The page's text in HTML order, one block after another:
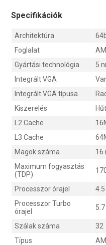
Specifikációk
Architektúra
Foglalat
Gyártási technológia
5
Integrált VGA
Integrált VGA típusa
Kiszerelés
L2 Cache
L3 Cache
Magok száma
16
Maximum fogyasztás
(TDP)
Processzor órajel
4.5
Processzor Turbo
órajel
Szálak száma
32
Típus